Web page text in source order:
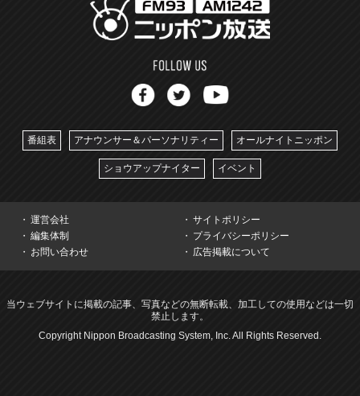
番組表 アナウンサー＆パーソナリティー オールナイトニッポン
ショウアップナイター イベント
運営会社
サイトポリシー
編集体制
プライバシーポリシー
お問い合わせ
広告掲載について
当ウェブサイトに掲載の記事、写真などの無断転載、加工しての使用などは一切
禁止します。
Copyright Nippon Broadcasting System, Inc. All Rights Reserved.